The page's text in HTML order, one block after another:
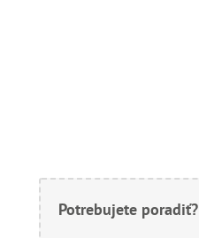
Potrebujete poradiť?